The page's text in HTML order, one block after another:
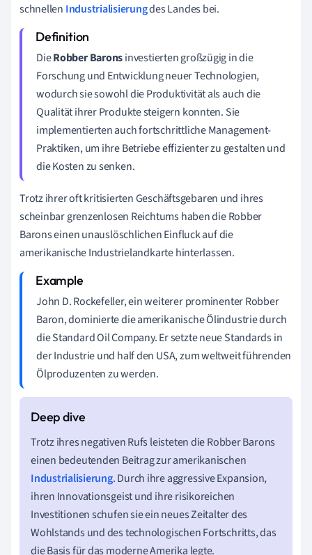
schnellen Industrialisierungdes Landes bei.
DieRobber Baronsinvestierten großzügig in die
Forschung und Entwicklung neuer Technologien,
wodurch sie sowohl die Produktivität als auch die
Qualität ihrer Produkte steigern konnten. Sie
implementierten auch fortschrittliche Management-
Praktiken, um ihre Betriebe effizienter zu gestalten und
die Kosten zu senken.
Trotz ihrer oft kritisierten Geschäftsgebaren und ihres
scheinbar grenzenlosen Reichtums haben die Robber
Barons einen unauslöschlichen Einfluck auf die
amerikanische Industrielandkarte hinterlassen.
John D. Rockefeller, ein weiterer prominenter Robber
Baron, dominierte die amerikanische Ölindustrie durch
die Standard Oil Company. Er setzte neue Standards in
der Industrie und half den USA, zum weltweit führenden
Ölproduzenten zu werden.
Trotz ihres negativen Rufs leisteten die Robber Barons
einen bedeutenden Beitrag zur amerikanischen
Industrialisierung. Durch ihre aggressive Expansion,
ihren Innovationsgeist und ihre risikoreichen
Investitionen schufen sie ein neues Zeitalter des
Wohlstands und des technologischen Fortschritts, das
die Basis für das moderne Amerika legte.